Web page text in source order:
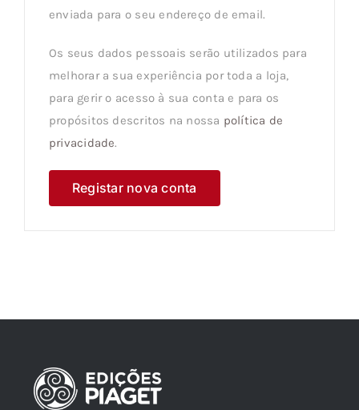
enviada para o seu endereço de email.
Os seus dados pessoais serão utilizados para
melhorar a sua experiência por toda a loja,
para gerir o acesso à sua conta e para os
propósitos descritos na nossa política de
privacidade.
Registar nova conta